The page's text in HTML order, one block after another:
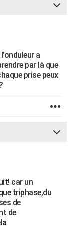
a
par là que
prise peux
car un
triphase,du
de
de